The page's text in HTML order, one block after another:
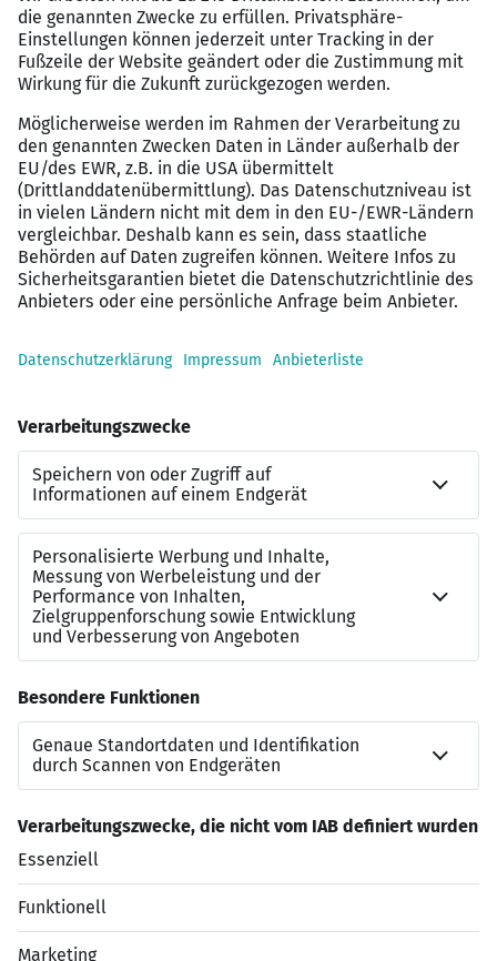
Ein Jahreszielgehalt von bis zu €115.000 p.a.
nach SAP-Beratungserfahrung
Firmenwagen oder Car Allowance
Remote Arbeit
Flexible Arbeitszeiten, bis zu 70% mobiles
Arbeiten – je nach Kundenprojekt
40%für Kundenprojekt (kann auch weniger sein –
Möglichkeit auch in
Wocheauf 4 oder 5 Tage verteilt zu arbeiten
Kontakt
Sollten Sie Rückfragen zu diesem SAP-Job haben, dann
steht Ihnen gerneMiriam Sartoriusvom Leuchtmehr-
Team zur Verfügung:
miriam.sartorius@leuchtmehr.de
+49 7151 250 46-13